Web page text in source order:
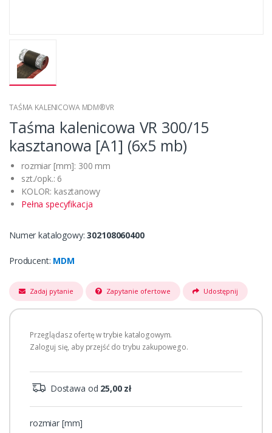
TAŚMA KALENICOWA MDM®VR
Taśma kalenicowa VR 300/15
kasztanowa [A1] (6x5 mb)
rozmiar [mm]: 300 mm
szt./opk.: 6
KOLOR: kasztanowy
Pełna specyfikacja
Numer katalogowy:302108060400
Producent: MDM
Zadaj pytanie Zapytanie ofertowe Udostępnij
Przeglądasz ofertę w trybie katalogowym.
Zaloguj się, aby przejść do trybu zakupowego.
Dostawa od 25,00 zł
rozmiar [mm]